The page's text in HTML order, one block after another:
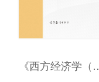
《西方经济